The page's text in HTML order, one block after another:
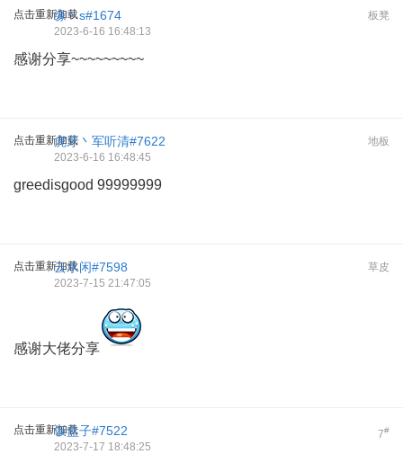
点击重新加载 板凳
缘丶s#1674
2023-6-16 16:48:13
感谢分享~~~~~~~~~
点击重新加载 地板
虎牙丶军听清#7622
2023-6-16 16:48:45
greedisgood 99999999
点击重新加载 草皮
云水闲#7598
2023-7-15 21:47:05
感谢大佬分享
点击重新加载 7#
饭盒子#7522
2023-7-17 18:48:25